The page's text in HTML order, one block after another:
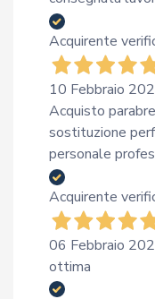
Acquirente
10 Febbraio
Acquisto
sostituzione
personale
Acquirente
06 Febbraio
ottima